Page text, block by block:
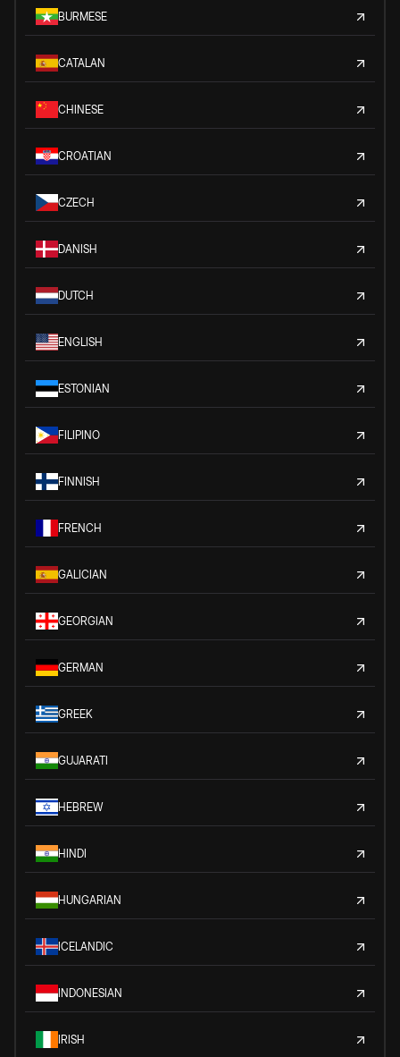
BURMESE
CATALAN
CHINESE
CROATIAN
CZECH
DANISH
DUTCH
ENGLISH
ESTONIAN
FILIPINO
FINNISH
FRENCH
GALICIAN
GEORGIAN
GERMAN
GREEK
GUJARATI
HEBREW
HINDI
HUNGARIAN
ICELANDIC
INDONESIAN
IRISH